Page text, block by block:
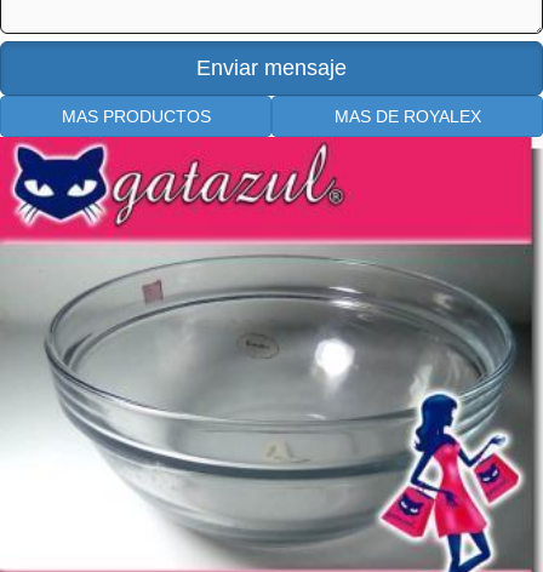
MAS PRODUCTOS MAS DE ROYALEX